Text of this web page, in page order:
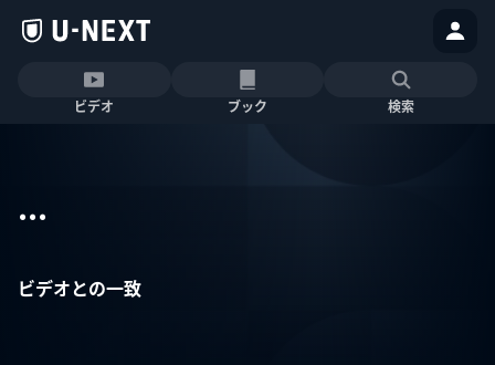
ビデオ ブック 検索
...
ビデオとの一致